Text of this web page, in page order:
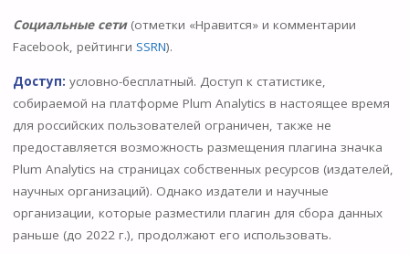
Социальные сети(отметки «Нравится» и комментарии
Facebook, рейтинги SSRN).
Доступ: условно-бесплатный. Доступ к статистике,
собираемой на платформе Plum Analytics в настоящее время
для российских пользователей ограничен, также не
предоставляется возможность размещения плагина значка
Plum Analytics на страницах собственных ресурсов (издателей,
научных организаций). Однако издатели и научные
организации, которые разместили плагин для сбора данных
раньше (до 2022 г.), продолжают его использовать.